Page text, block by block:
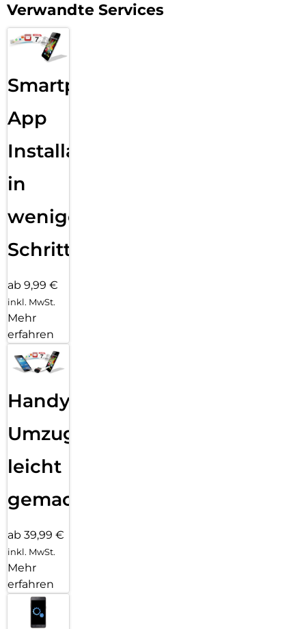
Verwandte Services
Smartphone
App
Installation
in
wenigen
Schritten
ab 9,99 €
inkl. MwSt.
Mehr
erfahren
Handy
Umzug
leicht
gemacht!
ab 39,99 €
inkl. MwSt.
Mehr
erfahren